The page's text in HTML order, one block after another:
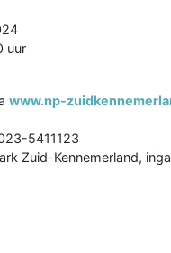
uur
www.np-
5411123
Zuid-Kennemerland,